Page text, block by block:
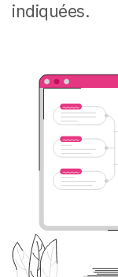
indiquées.